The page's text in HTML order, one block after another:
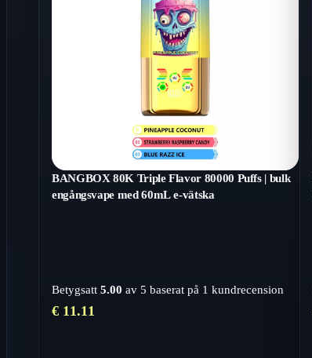
BANGBOX 80K Triple Flavor 80000 Puffs | bulk
engångsvape med 60mL e-vätska
Betygsatt 5.00 av 5 baserat på 1 kundrecension
€ 11.11